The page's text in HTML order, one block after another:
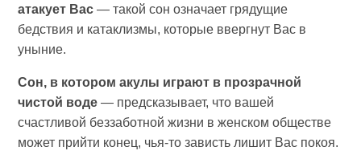
атакует Вас — такой сон означает грядущие
бедствия и катаклизмы, которые ввергнут Вас в
уныние.
Сон, в котором акулы играют в прозрачной
чистой воде — предсказывает, что вашей
счастливой беззаботной жизни в женском обществе
может прийти конец, чья-то зависть лишит Вас покоя.